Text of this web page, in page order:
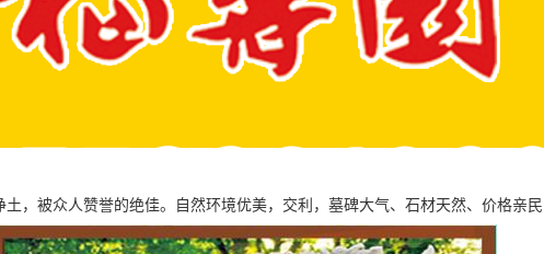
，被众人赞誉的绝佳。自然环境优美，交利，墓碑大气、石材天然、价格亲民